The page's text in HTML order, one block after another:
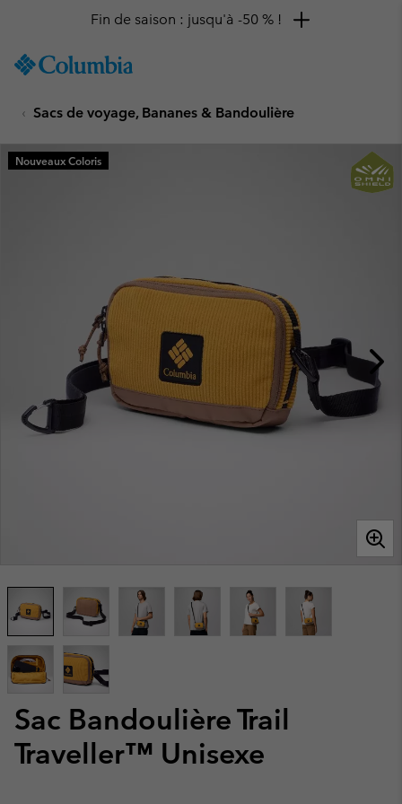
TO
SKIP
MAIN
NAV
Fin de saison : jusqu'à -50 % !
Sacs de voyage, Bananes & Bandoulière
Sac Bandoulière Trail
Traveller™ Unisexe
Nouveaux Coloris